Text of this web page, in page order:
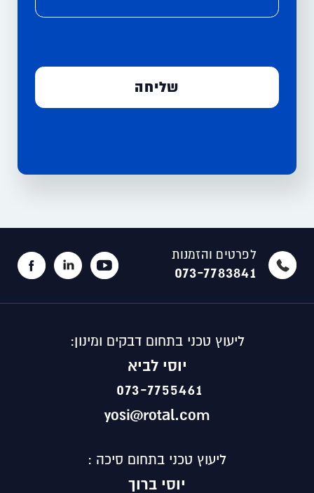
לפרטים והזמנות
073-7783841
ליעוץ טכני בתחום דבקים ומינון:
יוסי לביא
073-7755461
yosi@rotal.com
ליעוץ טכני בתחום סיכה :
יוסי ברוך